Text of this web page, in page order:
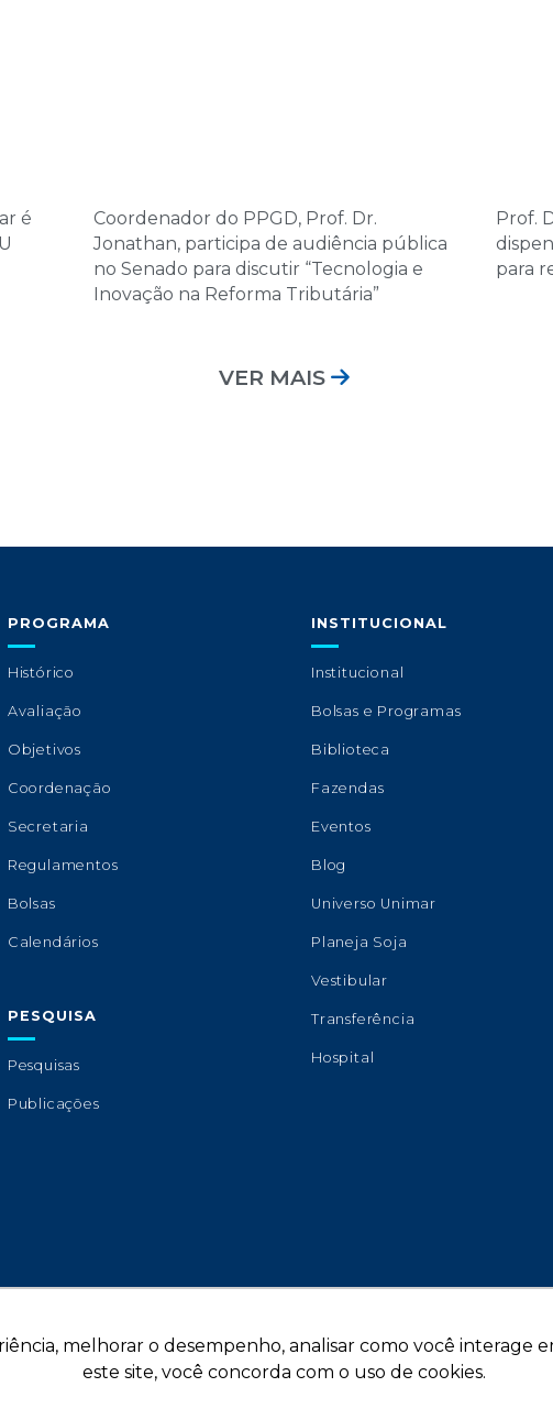
melhorar o desempenho, analisar como você interage
este site, você concorda com o uso de cookies.
é
Coordenador do PPGD, Prof. Dr.
Jonathan, participa de audiência pública
no Senado para discutir “Tecnologia e
Inovação na Reforma Tributária”
Prof.
para
VER MAIS
PROGRAMA
Histórico
Avaliação
Objetivos
Coordenação
Secretaria
Regulamentos
Bolsas
Calendários
PESQUISA
Pesquisas
Publicações
INSTITUCIONAL
Institucional
Bolsas e Programas
Biblioteca
Fazendas
Eventos
Blog
Universo Unimar
Planeja Soja
Vestibular
Transferência
Hospital